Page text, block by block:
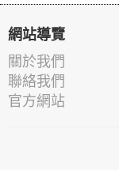
網站導覽
關於我們
聯絡我們
官方網站